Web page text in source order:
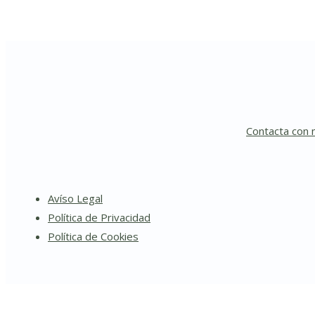
Avíso Legal
Política de Privacidad
Política de Cookies
Contacta con